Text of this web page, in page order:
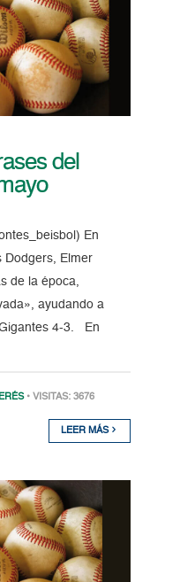
del
En
Dodgers, Elmer
de la época,
ayudando a
4-3. En
• VISITAS: 3676
LEER MÁS